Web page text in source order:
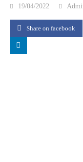
19/04/2022
Share on facebook